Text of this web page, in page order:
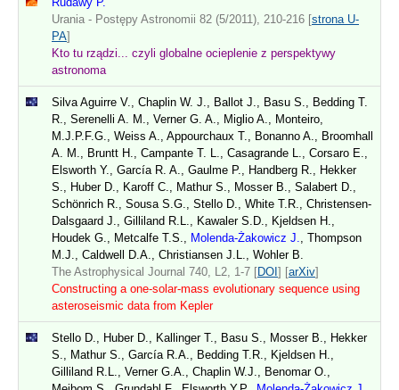
Urania - Postępy Astronomii 82 (5/2011), 210-216 [strona U-
PA]
Kto tu rządzi... czyli globalne ocieplenie z perspektywy
astronoma
Silva Aguirre V., Chaplin W. J., Ballot J., Basu S., Bedding T.
R., Serenelli A. M., Verner G. A., Miglio A., Monteiro,
M.J.P.F.G., Weiss A., Appourchaux T., Bonanno A., Broomhall
A. M., Bruntt H., Campante T. L., Casagrande L., Corsaro E.,
Elsworth Y., García R. A., Gaulme P., Handberg R., Hekker
S., Huber D., Karoff C., Mathur S., Mosser B., Salabert D.,
Schönrich R., Sousa S.G., Stello D., White T.R., Christensen-
Dalsgaard J., Gilliland R.L., Kawaler S.D., Kjeldsen H.,
Houdek G., Metcalfe T.S., Molenda-Żakowicz J.
, Thompson
M.J., Caldwell D.A., Christiansen J.L., Wohler B.
The Astrophysical Journal 740, L2, 1-7 [DOI] [arXiv]
Constructing a one-solar-mass evolutionary sequence using
asteroseismic data from Kepler
Stello D., Huber D., Kallinger T., Basu S., Mosser B., Hekker
S., Mathur S., García R.A., Bedding T.R., Kjeldsen H.,
Gilliland R.L., Verner G.A., Chaplin W.J., Benomar O.,